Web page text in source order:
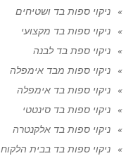
ניקוי ספות בד ושטיחים
ניקוי ספות בד מקצועי
ניקוי ספת בד לבנה
ניקוי ספות מבד אימפלה
ניקוי ספות בד אימפלה
ניקוי ספות בד סינטטי
ניקוי ספות בד אלקנטרה
ניקוי ספות בד בבית הלקוח